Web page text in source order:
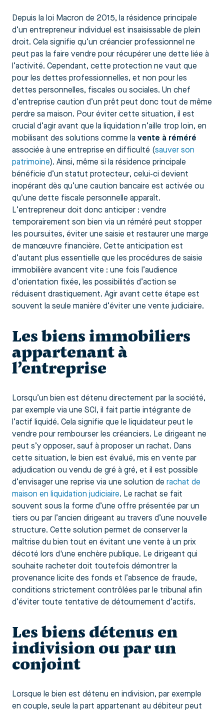
Depuis la loi Macron de 2015, la résidence principale
d’un entrepreneur individuel est insaisissable de plein
droit. Cela signifie qu’un créancier professionnel ne
peut pas la faire vendre pour récupérer une dette liée à
l’activité. Cependant, cette protection ne vaut que
pour les dettes professionnelles, et non pour les
dettes personnelles, fiscales ou sociales. Un chef
d’entreprise caution d’un prêt peut donc tout de même
perdre sa maison. Pour éviter cette situation, il est
crucial d’agir avant que la liquidation n’aille trop loin, en
mobilisant des solutions comme la vente à réméré
associée à une entreprise en difficulté (sauver son
patrimoine). Ainsi, même si la résidence principale
bénéficie d’un statut protecteur, celui-ci devient
inopérant dès qu’une caution bancaire est activée ou
qu’une dette fiscale personnelle apparaît.
L’entrepreneur doit donc anticiper : vendre
temporairement son bien via un réméré peut stopper
les poursuites, éviter une saisie et restaurer une marge
de manœuvre financière. Cette anticipation est
d’autant plus essentielle que les procédures de saisie
immobilière avancent vite : une fois l’audience
d’orientation fixée, les possibilités d’action se
réduisent drastiquement. Agir avant cette étape est
souvent la seule manière d’éviter une vente judiciaire.
Les biens immobiliers
appartenant à
l’entreprise
Lorsqu’un bien est détenu directement par la société,
par exemple via une SCI, il fait partie intégrante de
l’actif liquidé. Cela signifie que le liquidateur peut le
vendre pour rembourser les créanciers. Le dirigeant ne
peut s’y opposer, sauf à proposer un rachat. Dans
cette situation, le bien est évalué, mis en vente par
adjudication ou vendu de gré à gré, et il est possible
d’envisager une reprise via une solution de rachat de
maison en liquidation judiciaire. Le rachat se fait
souvent sous la forme d’une offre présentée par un
tiers ou par l’ancien dirigeant au travers d’une nouvelle
structure. Cette solution permet de conserver la
maîtrise du bien tout en évitant une vente à un prix
décoté lors d'une enchère publique. Le dirigeant qui
souhaite racheter doit toutefois démontrer la
provenance licite des fonds et l’absence de fraude,
conditions strictement contrôlées par le tribunal afin
d’éviter toute tentative de détournement d’actifs.
Les biens détenus en
indivision ou par un
conjoint
Lorsque le bien est détenu en indivision, par exemple
en couple, seule la part appartenant au débiteur peut